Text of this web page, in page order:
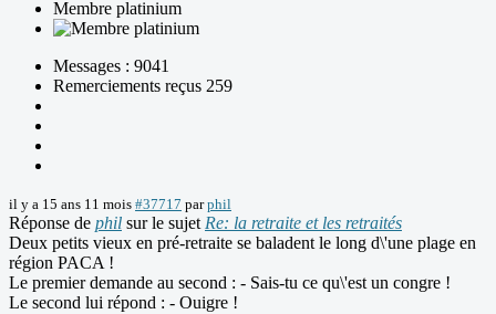
Membre platinium
Messages : 9041
Remerciements reçus 259
il y a 15 ans 11 mois #37717 parphil
Réponse de phil sur le sujet Re: la retraite et les retraités
Deux petits vieux en pré-retraite se baladent le long d\'une plage en
région PACA !
Le premier demande au second : - Sais-tu ce qu\'est un congre !
Le second lui répond : - Ouigre !